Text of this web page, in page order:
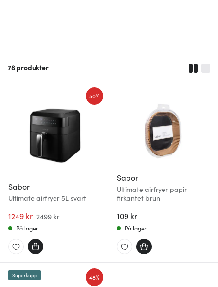
78 produkter
Sabor
Ultimate airfryer 5L svart
1249 kr 2499 kr
50%
På lager
Sabor
Ultimate airfryer papir
firkantet brun
109 kr
På lager
48%
Superkupp